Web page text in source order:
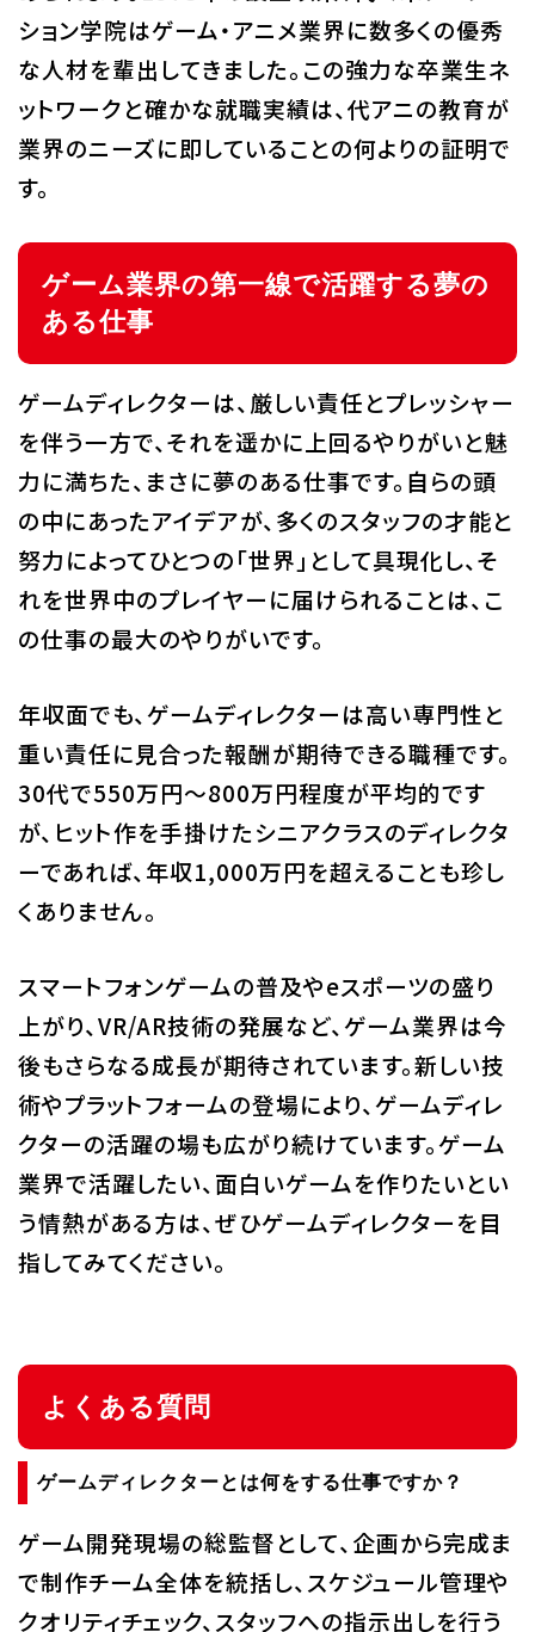
ション学院はゲーム・アニメ業界に数多くの優秀
な人材を輩出してきました。この強力な卒業生ネ
ットワークと確かな就職実績は、代アニの教育が
業界のニーズに即していることの何よりの証明で
す。
ゲーム業界の第一線で活躍する夢の
ある仕事
ゲームディレクターは、厳しい責任とプレッシャー
を伴う一方で、それを遥かに上回るやりがいと魅
力に満ちた、まさに夢のある仕事です。自らの頭
の中にあったアイデアが、多くのスタッフの才能と
努力によってひとつの「世界」として具現化し、そ
れを世界中のプレイヤーに届けられることは、こ
の仕事の最大のやりがいです。
年収面でも、ゲームディレクターは高い専門性と
重い責任に見合った報酬が期待できる職種です。
30代で550万円～800万円程度が平均的です
が、ヒット作を手掛けたシニアクラスのディレクタ
ーであれば、年収1,000万円を超えることも珍し
くありません。
スマートフォンゲームの普及やeスポーツの盛り
上がり、VR/AR技術の発展など、ゲーム業界は今
後もさらなる成長が期待されています。新しい技
術やプラットフォームの登場により、ゲームディレ
クターの活躍の場も広がり続けています。ゲーム
業界で活躍したい、面白いゲームを作りたいとい
う情熱がある方は、ぜひゲームディレクターを目
指してみてください。
よくある質問
ゲームディレクターとは何をする仕事ですか？
ゲーム開発現場の総監督として、企画から完成ま
で制作チーム全体を統括し、スケジュール管理や
クオリティチェック、スタッフへの指示出しを行う